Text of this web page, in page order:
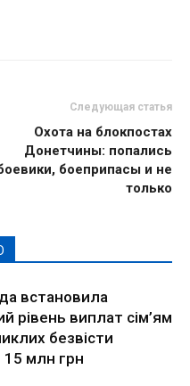
Следующая статья
Охота на блокпостах
Донетчины: попались
боеприпасы и не
только
встановила
рівень виплат сім’ям
безвісти
15 млн грн